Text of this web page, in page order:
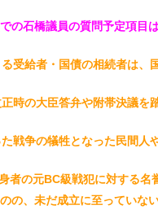
の石橋議員の質問予定項目
受給者・国債の相続者は、
時の大臣答弁や附帯決議を
戦争の犠牲となった民間人
者の元BC級戦犯に対する名
の、未だ成立に至っていな